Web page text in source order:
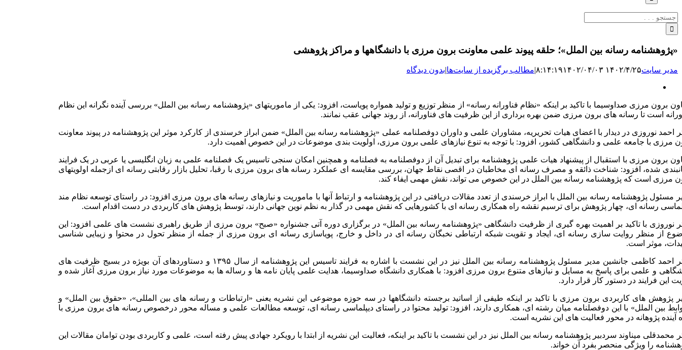
جستجو
برای:
«پژوهشنامه رسانه بین الملل»؛ حلقه پیوند علمی معاونت برون مرزی با دانشگاهها و مراکز پژوهشی
مدیر سایت۱۴۰۲/۴/۲۵ ۸:۱۴:۱۹ ۱۴۰۲/۰۴/۰۳ |مطالب برگزیده از سایت‌ها|بدون دیدگاه
بزرگ
برون مرزی صداوسیما با تاکید بر اینکه «نظام فناورانه رسانه» از منظر توزیع و تولید همواره پویاست، افزود: یکی از ماموریتهای «پژوهشنامه رسانه بین الملل» بررسی آینده نگرانه این نظام
است تا رسانه های برون مرزی ضمن بهره برداری از این ظرفیت های فناورانه، از روند جهانی عقب نمانند.
احمد نوروزی در دیدار با اعضای هیات تحریریه، مشاوران علمی و داوران دوفصلنامه عملی «پژوهشنامه رسانه بین الملل» ضمن ابراز خرسندی از کارکرد موثر این پژوهشنامه در پیوند معاونت
مرزی با جامعه علمی و دانشگاهی کشور، افزود: با توجه به تنوع نیازهای علمی برون مرزی، اولویت بندی موضوعات در این خصوص اهمیت دارد.
برون مرزی با استقبال از پیشنهاد هیات علمی پژوهشنامه برای تبدیل آن از دوفصلنامه به فصلنامه و همچنین امکان سنجی تاسیس یک فصلنامه علمی به زبان انگلیسی یا عربی در یک فرایند
شده، افزود: شناخت ذائقه و مصرف رسانه ای مخاطبان در اقصی نقاط جهان، بررسی مقایسه ای عملکرد رسانه های برون مرزی با رقبا، تحلیل بازار رقابتی رسانه ای ازجمله اولویت­های
مرزی است که پژوهشنامه رسانه بین الملل در این خصوص می تواند، نقش مهمی ایفاء کند.
مسئول پژوهشنامه رسانه بین الملل با ابراز خرسندی از تعدد مقالات دریافتی در این پژوهشنامه و ارتباط آنها با ماموریت و نیازهای رسانه های برون مرزی افزود: در راستای توسعه نظام مند
رسانه ای، چهار پژوهش برای ترسیم نقشه راه همکاری رسانه ای با کشورهایی که نقش مهمی در گذار به نظم نوین جهانی دارند، توسط پژوهش های کاربردی در دست اقدام است.
نوروزی با تاکید بر اهمیت بهره گیری از ظرفیت دانشگاهی «پژوهشنامه رسانه بین الملل» در برگزاری دوره آتی جشنواره «صبح» برون مرزی از طریق راهبری نشست های علمی افزود: این
از منظر روایت سازی رسانه ای، ایجاد و تقویت شبکه ارتباطی نخبگان رسانه ای در داخل و خارج، پویاسازی رسانه ای برون مرزی از جمله از منظر تحول در محتوا و زیبایی شناسی
موثر است.
دکتر احمد کاظمی جانشین مدیر مسئول پژوهشنامه رسانه بین الملل نیز در این نشست با اشاره به فرایند تاسیس این پژوهشنامه از سال ۱۳۹۵ و دستاوردهای آن بویژه در بسیج ظرفیت های
و علمی برای پاسخ به مسایل و نیازهای متنوع برون مرزی افزود: با همکاری دانشگاه صداوسیما، هدایت علمی پایان نامه ها و رساله ها به موضوعات مورد نیاز برون مرزی آغاز شده و
این فرایند در دستور کار قرار دارد.
پژوهش های کاربردی برون مرزی با تاکید بر اینکه طیفی از اساتید برجسته دانشگاهها در سه حوزه موضوعی این نشریه یعنی «ارتباطات و رسانه های بین المللی»، «حقوق بین الملل» و
بین الملل» با این دوفصلنامه میان رشته ای، همکاری دارند، افزود: تولید محتوا در راستای دیپلماسی رسانه ای، توسعه مطالعات علمی و مساله محور درخصوص رسانه های برون مرزی با
آینده پژوهانه در محور فعالیت های این نشریه است.
محمدقلی میناوند سردبیر پژوهشنامه رسانه بین الملل نیز در این نشست با تاکید بر اینکه، فعالیت این نشریه از ابتدا با رویکرد جهادی پیش رفته است، علمی و کاربردی بودن توامان مقالات این
را ویژگی منحصر بفرد آن خواند.